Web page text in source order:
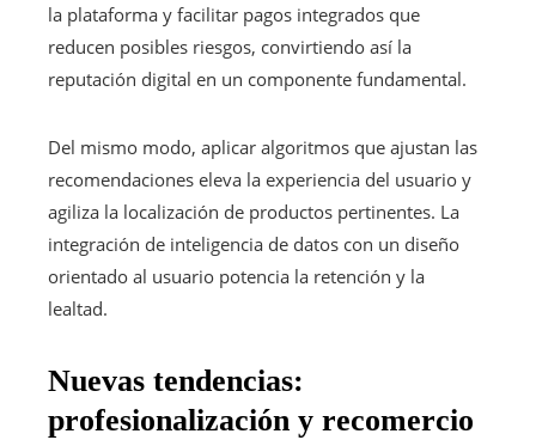
la plataforma y facilitar pagos integrados que
reducen posibles riesgos, convirtiendo así la
reputación digital en un componente fundamental.
Del mismo modo, aplicar algoritmos que ajustan las
recomendaciones eleva la experiencia del usuario y
agiliza la localización de productos pertinentes. La
integración de inteligencia de datos con un diseño
orientado al usuario potencia la retención y la
lealtad.
Nuevas tendencias:
profesionalización y recomercio